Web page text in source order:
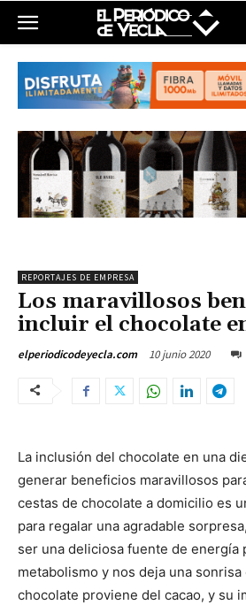
REPORTAJES DE EMPRESA
Los maravillosos
incluir el chocolate
elperiodicodeyecla.com 10 junio 2020
La inclusión del chocolate en una
generar beneficios maravillosos
cestas de chocolate a domicilio es
para regalar una agradable
ser una deliciosa fuente de energía
metabolismo y nos deja una
chocolate proviene del cacao, y su